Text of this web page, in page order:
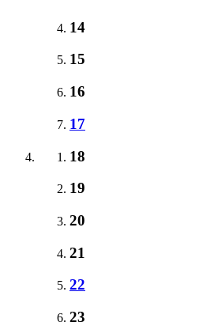
14
15
16
17
18
19
20
21
22
23